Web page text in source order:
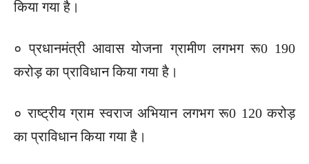
किया गया है।
० प्रधानमंत्री आवास योजना ग्रामीण लगभग रू0 190
करोड़ का प्राविधान किया गया है।
० राष्ट्रीय ग्राम स्वराज अभियान लगभग रू0 120 करोड़
का प्राविधान किया गया है।